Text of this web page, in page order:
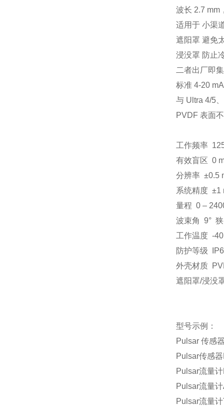
波长 2.7 mm
适用于 小渠
遮阳罩 避免
浸没罩 防止
二者出厂即
标准 4-20
与 Ultra 4/5、
PVDF 表面
工作频率
有效盲区 0
分辨率 ±0.5
系统精度 ±1
量程 0 –
波束角 9°
工作温度 ‑
防护等级
外壳材质
遮阳罩/浸没
型号示例：
Pulsar 传感
Pulsar传感器
Pulsar流量计
Pulsar流量计
Pulsar流量计